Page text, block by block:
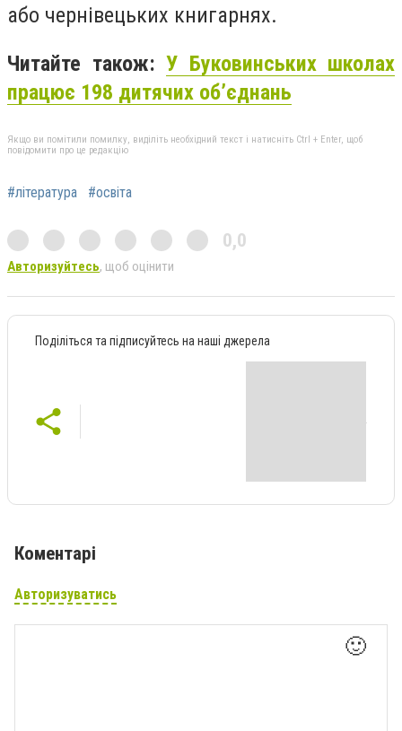
або чернівецьких книгарнях.
Читайте також: У Буковинських школах
працює 198 дитячих об’єднань
Якщо ви помітили помилку, виділіть необхідний текст і натисніть Ctrl + Enter, щоб
повідомити про це редакцію
#література #освіта
0,0
Авторизуйтесь, щоб оцінити
Поділіться та підписуйтесь на наші джерела
Коментарі
Авторизуватись
🙂